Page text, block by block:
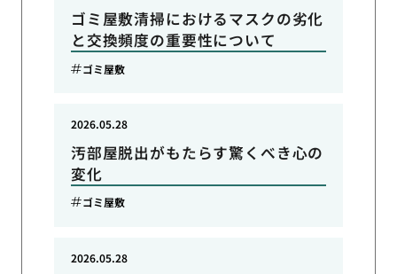
ゴミ屋敷清掃におけるマスクの劣化
と交換頻度の重要性について
ゴミ屋敷
汚部屋脱出がもたらす驚くべき心の
変化
2026.05.28
ゴミ屋敷
2026.05.28